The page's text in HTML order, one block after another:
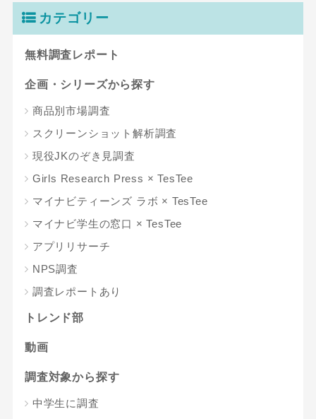
カテゴリー
無料調査レポート
企画・シリーズから探す
商品別市場調査
スクリーンショット解析調査
現役JKのぞき見調査
Girls Research Press × TesTee
マイナビティーンズ ラボ × TesTee
マイナビ学生の窓口 × TesTee
アプリリサーチ
NPS調査
調査レポートあり
トレンド部
動画
調査対象から探す
中学生に調査